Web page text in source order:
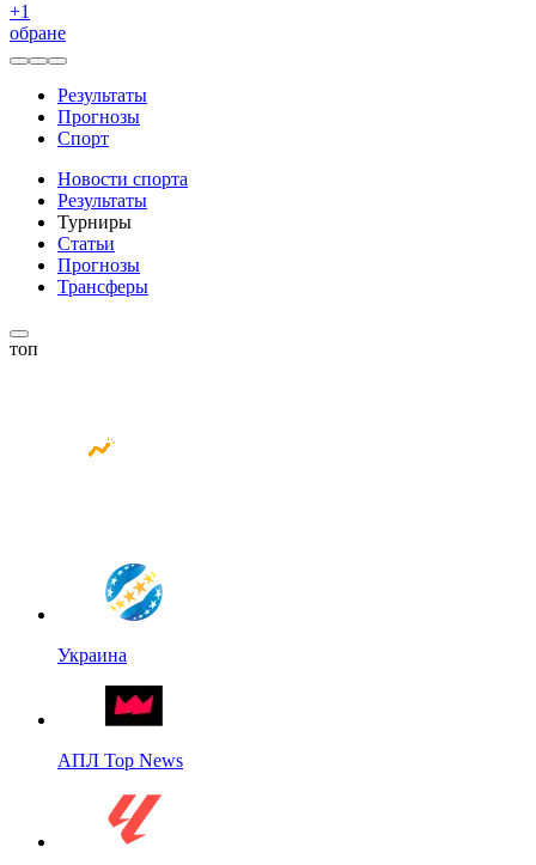
+1
обране
Результаты
Прогнозы
Спорт
Новости спорта
Результаты
Турниры
Статьи
Прогнозы
Трансферы
топ
Украина
АПЛ Top News